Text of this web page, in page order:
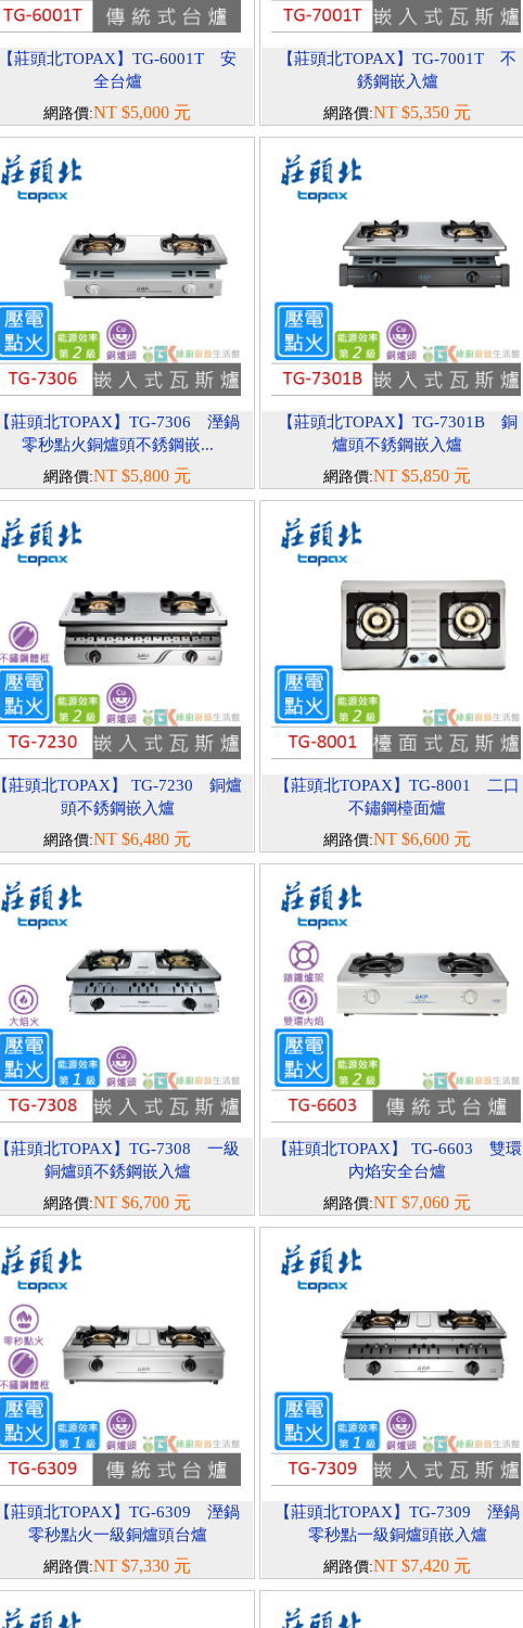
【莊頭北TOPAX】TG-6001T 安
全台爐
網路價:NT $5,000 元
【莊頭北TOPAX】TG-7001T 不
銹鋼嵌入爐
網路價:NT $5,350 元
【莊頭北TOPAX】TG-7306 溼鍋
零秒點火銅爐頭不銹鋼嵌...
網路價:NT $5,800 元
【莊頭北TOPAX】TG-7301B 銅
爐頭不銹鋼嵌入爐
網路價:NT $5,850 元
【莊頭北TOPAX】 TG-7230 銅爐
頭不銹鋼嵌入爐
網路價:NT $6,480 元
【莊頭北TOPAX】TG-8001 二口
不鏽鋼檯面爐
網路價:NT $6,600 元
【莊頭北TOPAX】TG-7308 一級
銅爐頭不銹鋼嵌入爐
網路價:NT $6,700 元
【莊頭北TOPAX】 TG-6603 雙環
內焰安全台爐
網路價:NT $7,060 元
【莊頭北TOPAX】TG-6309 溼鍋
零秒點火一級銅爐頭台爐
網路價:NT $7,330 元
【莊頭北TOPAX】TG-7309 溼鍋
零秒點一級銅爐頭嵌入爐
網路價:NT $7,420 元